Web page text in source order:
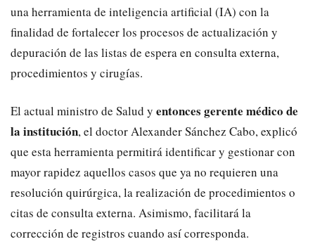
una herramienta de inteligencia artificial (IA) con la
finalidad de fortalecer los procesos de actualización y
depuración de las listas de espera en consulta externa,
procedimientos y cirugías.
​El actual ministro de Salud y entonces gerente médico de
la institución, el doctor Alexander Sánchez Cabo, explicó
que esta herramienta permitirá identificar y gestionar con
mayor rapidez aquellos casos que ya no requieren una
resolución quirúrgica, la realización de procedimientos o
citas de consulta externa. Asimismo, facilitará la
corrección de registros cuando así corresponda.